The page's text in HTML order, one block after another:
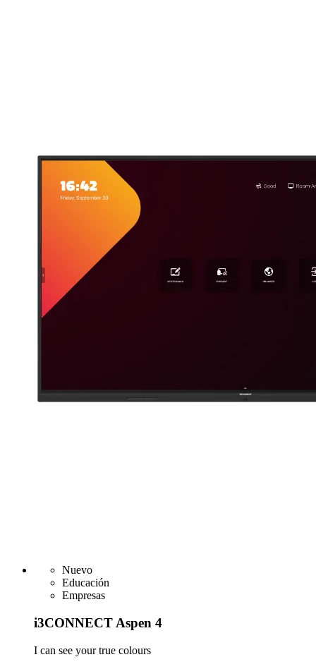
Nuevo
Educación
Empresas
i3CONNECT Aspen 4
I can see your true colours